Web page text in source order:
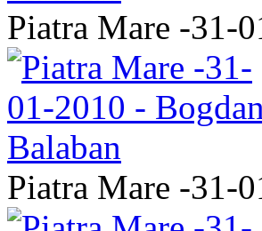
Piatra Mare -31-
Piatra Mare -31-